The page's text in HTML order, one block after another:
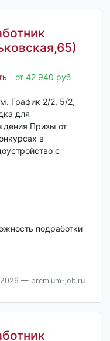
от 42 940 руб
График 2/2, 5/2,
для
Призы от
в
c
пoдработки
— premium-job.ru